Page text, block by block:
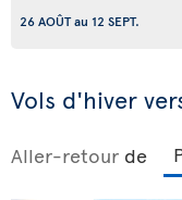
26 AOÛTau 12 SEPT.
Vols d'hiver
Aller-retour de